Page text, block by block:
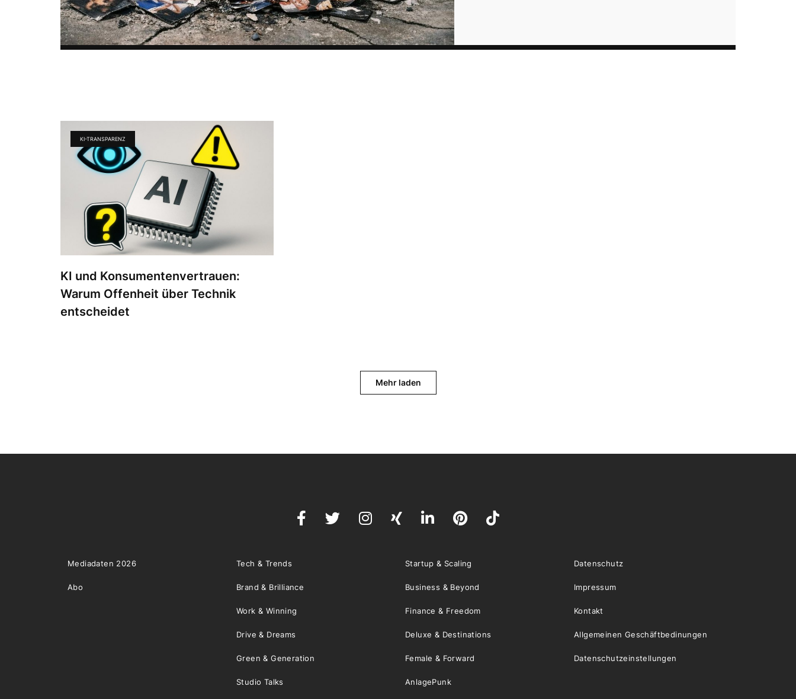
KI und Konsumentenvertrauen:
Warum Offenheit über Technik
entscheidet
KI-TRANSPARENZ
Mehr laden
Mediadaten 2026
Abo
Tech & Trends Startup & Scaling
Brand & Brilliance Business & Beyond
Work & Winning Finance & Freedom
Drive & Dreams Deluxe & Destinations
Green & Generation Female & Forward
Studio Talks AnlagePunk
Datenschutz
Impressum
Kontakt
Allgemeinen Geschäftbedinungen
Datenschutzeinstellungen